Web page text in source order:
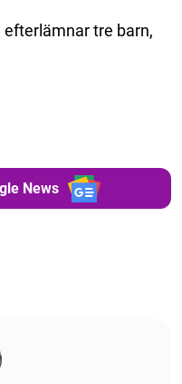
efterlämnar tre barn,
News